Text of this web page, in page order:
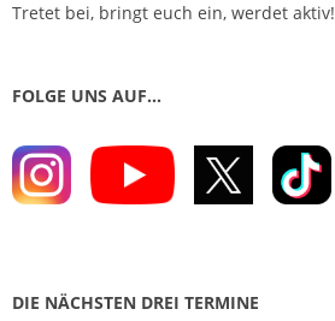
Tretet bei, bringt euch ein, werdet aktiv!
FOLGE UNS AUF…
DIE NÄCHSTEN DREI TERMINE